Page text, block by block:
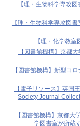
【理・生物科学専攻
【理・生物科学専攻図
【理・化学教
【図書館機構】京都
【図書館機構】新型コ
【電子リソース】英国
Society Journal
【図書館機構】京都
学図書室が所蔵